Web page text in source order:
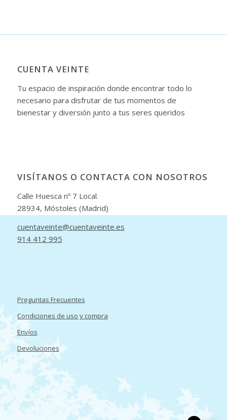
CUENTA VEINTE
Tu espacio de inspiración donde encontrar todo lo
necesario para disfrutar de tus momentos de
bienestar y diversión junto a tus seres queridos
VISÍTANOS O CONTACTA CON NOSOTROS
Calle Huesca nº 7 Local.
28934, Móstoles (Madrid)
cuentaveinte@cuentaveinte.es
914 412 995
Preguntas Frecuentes
Condiciones de uso y compra
Envíos
Devoluciones